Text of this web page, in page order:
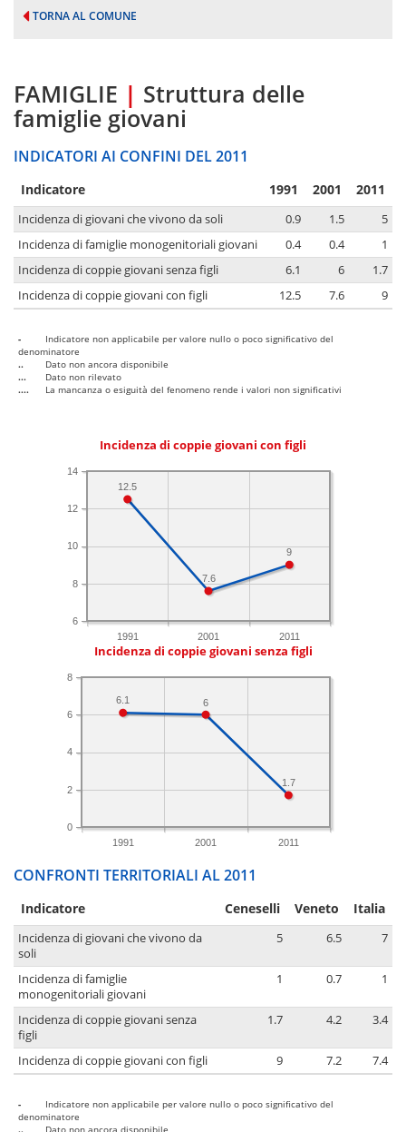
TORNA AL COMUNE
FAMIGLIE | Struttura delle
famiglie giovani
INDICATORI AI CONFINI DEL 2011
Indicatore 1991 2001 2011
Incidenza di giovani che vivono da soli 0.9 1.5
5
Incidenza di famiglie monogenitoriali giovani
0.4 0.4
1
Incidenza di coppie giovani senza figli
6.1 6
1.7
Incidenza di coppie giovani con figli
12.5 7.6 9
-
Indicatore non applicabile per valore nullo o poco significativo del
denominatore
..
Dato non ancora disponibile
...
Dato non rilevato
....
La mancanza o esiguità del fenomeno rende i valori non significativi
Incidenza di coppie giovani con figli
1991 2001 2011
6
8
10
12
14
9
7.6
12.5
Incidenza di coppie giovani senza figli
1991 2001 2011
0
2
4
6
8
1.7
6
6.1
CONFRONTI TERRITORIALI AL 2011
Indicatore Ceneselli Veneto Italia
Incidenza di giovani che vivono da
soli
5 6.5 7
Incidenza di famiglie
monogenitoriali giovani
1 0.7 1
Incidenza di coppie giovani senza
figli
1.7 4.2 3.4
Incidenza di coppie giovani con figli 9 7.2 7.4
-
Indicatore non applicabile per valore nullo o poco significativo del
denominatore